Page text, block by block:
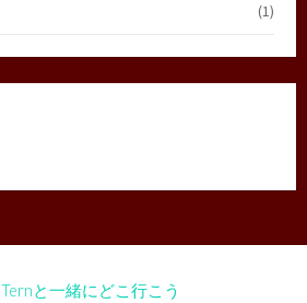
(1)
Ternと一緒にどこ行こう